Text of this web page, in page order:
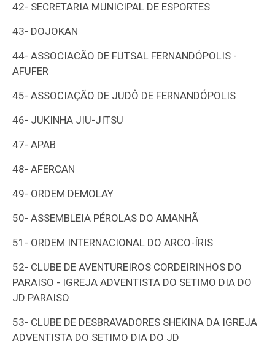
42- SECRETARIA MUNICIPAL DE ESPORTES
43- DOJOKAN
44- ASSOCIACÃO DE FUTSAL FERNANDÓPOLIS -
AFUFER
45- ASSOCIAÇÃO DE JUDÔ DE FERNANDÓPOLIS
46- JUKINHA JIU-JITSU
47- APAB
48- AFERCAN
49- ORDEM DEMOLAY
50- ASSEMBLEIA PÉROLAS DO AMANHÃ
51- ORDEM INTERNACIONAL DO ARCO-ÍRIS
52- CLUBE DE AVENTUREIROS CORDEIRINHOS DO
PARAISO - IGREJA ADVENTISTA DO SETIMO DIA DO
JD PARAISO
53- CLUBE DE DESBRAVADORES SHEKINA DA IGREJA
ADVENTISTA DO SETIMO DIA DO JD